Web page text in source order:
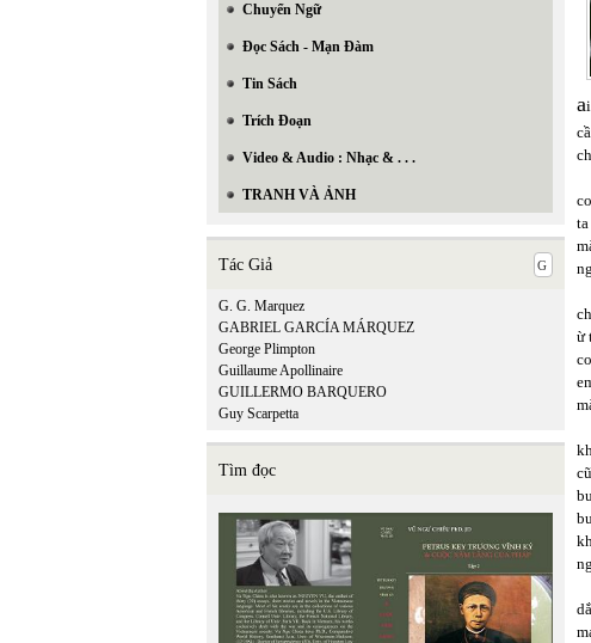
Chuyển Ngữ
Đọc Sách - Mạn Đàm
Tin Sách
Trích Đoạn
Video & Audio : Nhạc & . . .
TRANH VÀ ẢNH
Tác Giả
G. G. Marquez
GABRIEL GARCÍA MÁRQUEZ
George Plimpton
Guillaume Apollinaire
GUILLERMO BARQUERO
Guy Scarpetta
Tìm đọc
a
ừ